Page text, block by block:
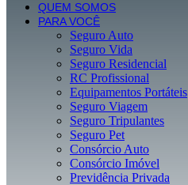
QUEM SOMOS
PARA VOCÊ
Seguro Auto
Seguro Vida
Seguro Residencial
RC Profissional
Equipamentos Portáteis
Seguro Viagem
Seguro Tripulantes
Seguro Pet
Consórcio Auto
Consórcio Imóvel
Previdência Privada